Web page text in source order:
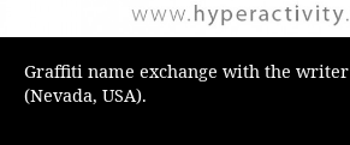
Graffiti name exchange with the writer
(Nevada, USA).